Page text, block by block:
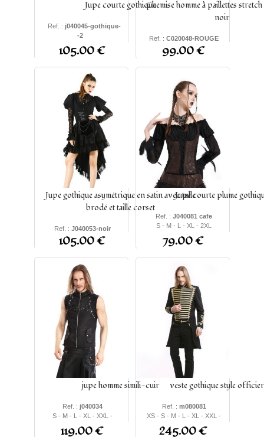
Jupe courte gothique
Ref. : j040045-gothique-
-2
S - M - L - XL - XXL
105.00 €
Chemise homme à paillettes
noir
Ref. : C020048-ROUGE
S - M - L - XL - 2XL - 3XL
99.00 €
Jupe gothique asymétrique en satin avec tulle
brodé et taille corset
Ref. : J040053-noir
S - M - L - XL - XXL
105.00 €
Jupe courte plume
Ref. : J040081 cafe
S - M - L - XL - 2XL
79.00 €
jupe homme simili-cuir
Ref. : j040034
S - M - L - XL - XXL -
XXXL
119.00 €
veste gothique style
Ref. : m080081
XS - S - M - L - XL - XXL -
XXXL
245.00 €